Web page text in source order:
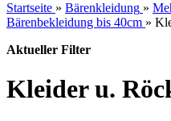
Startseite » Bärenkleidung »
Bärenbekleidung bis 40cm »
Aktueller Filter
Kleider u.